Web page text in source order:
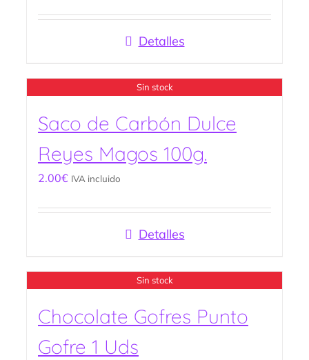
Detalles
Sin stock
Saco de Carbón Dulce
Reyes Magos 100g.
2.00€ IVA incluido
Detalles
Sin stock
Chocolate Gofres Punto
Gofre 1 Uds